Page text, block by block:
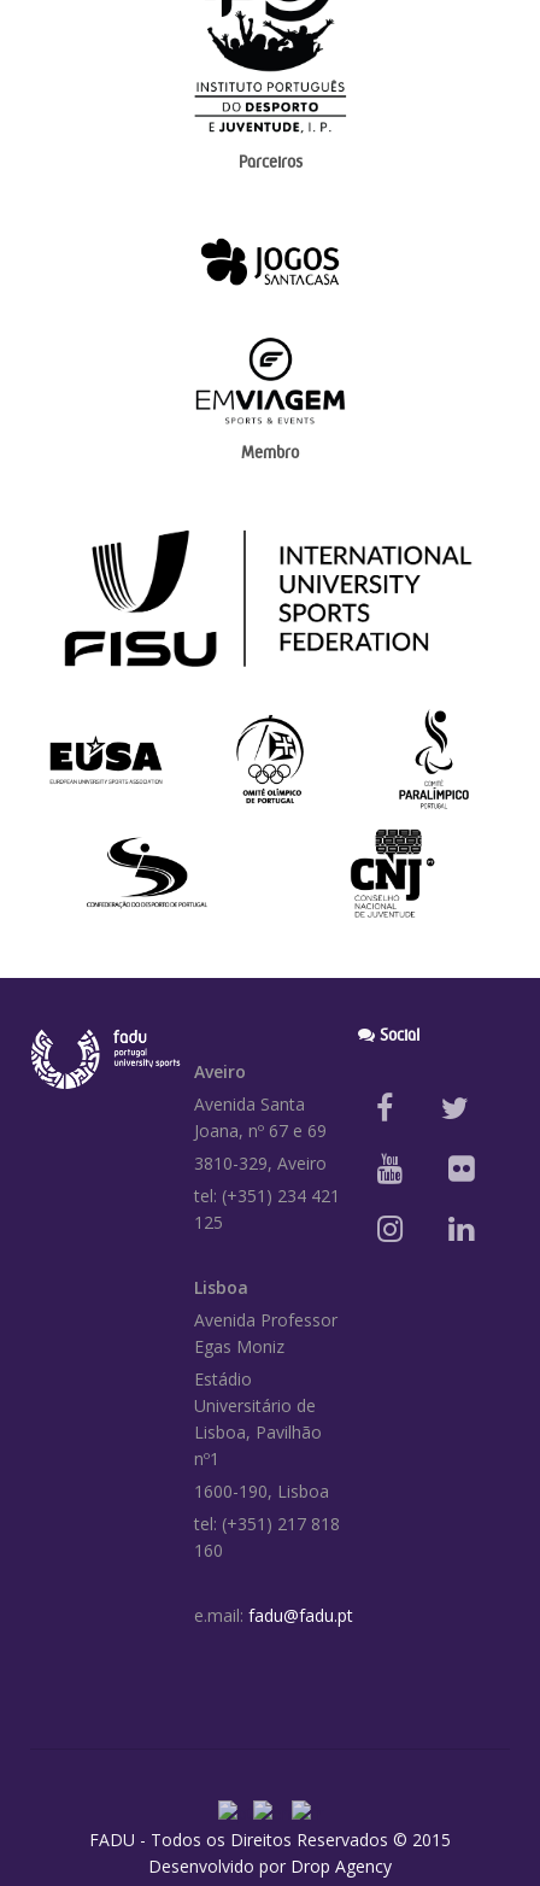
Parceiros
Membro
Aveiro
Avenida Santa
Joana, nº 67 e 69
3810-329, Aveiro
tel: (+351) 234 421
125
Lisboa
Avenida Professor
Egas Moniz
Estádio
Universitário de
Lisboa, Pavilhão
nº1
1600-190, Lisboa
tel: (+351) 217 818
160
e.mail: fadu@fadu.pt
Social
FADU - Todos os Direitos Reservados © 2015
Desenvolvido por Drop Agency